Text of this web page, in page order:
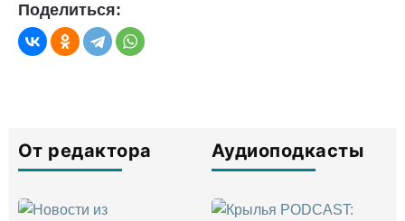
Поделиться:
От редактора Аудиоподкасты